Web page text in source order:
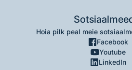
Hoia pilk peal meie
Facebook
Youtube
LinkedIn